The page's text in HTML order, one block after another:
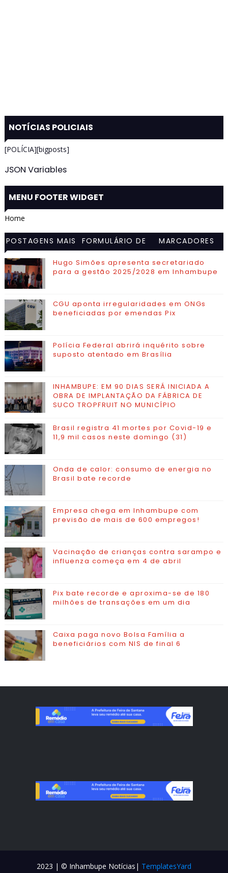
NOTÍCIAS POLICIAIS
[POLÍCIA][bigposts]
JSON Variables
MENU FOOTER WIDGET
Home
POSTAGENS MAIS
VISITADAS
FORMULÁRIO DE
MARCADORES
Hugo Simões apresenta secretariado
para a gestão 2025/2028 em Inhambupe
CGU aponta irregularidades em ONGs
beneficiadas por emendas Pix
Polícia Federal abrirá inquérito sobre
suposto atentado em Brasília
INHAMBUPE: EM 90 DIAS SERÁ INICIADA A
OBRA DE IMPLANTAÇÃO DA FÁBRICA DE
SUCO TROPFRUIT NO MUNICÍPIO
Brasil registra 41 mortes por Covid-19 e
11,9 mil casos neste domingo (31)
Onda de calor: consumo de energia no
Brasil bate recorde
Empresa chega em Inhambupe com
previsão de mais de 600 empregos!
Vacinação de crianças contra sarampo e
influenza começa em 4 de abril
Pix bate recorde e aproxima-se de 180
milhões de transações em um dia
Caixa paga novo Bolsa Família a
beneficiários com NIS de final 6
2023 | © Inhambupe Notícias| TemplatesYard